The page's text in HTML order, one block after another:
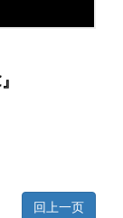
回上一页